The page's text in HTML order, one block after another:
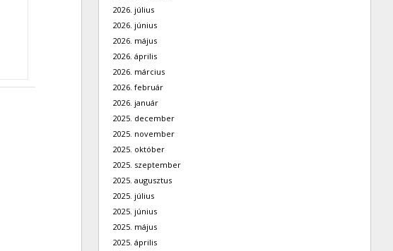
2026. július
2026. június
2026. május
2026. április
2026. március
2026. február
2026. január
2025. december
2025. november
2025. október
2025. szeptember
2025. augusztus
2025. július
2025. június
2025. május
2025. április